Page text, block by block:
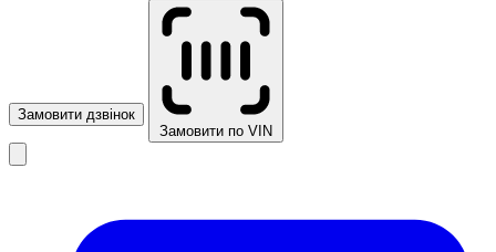
Замовити дзвінок
Замовити по VIN